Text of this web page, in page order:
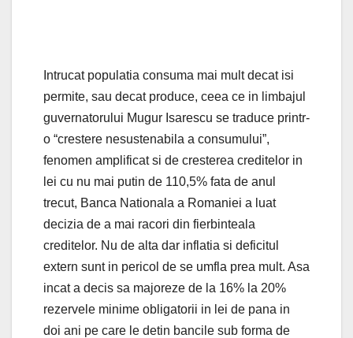
Intrucat populatia consuma mai mult decat isi
permite, sau decat produce, ceea ce in limbajul
guvernatorului Mugur Isarescu se traduce printr-
o “crestere nesustenabila a consumului”,
fenomen amplificat si de cresterea creditelor in
lei cu nu mai putin de 110,5% fata de anul
trecut, Banca Nationala a Romaniei a luat
decizia de a mai racori din fierbinteala
creditelor. Nu de alta dar inflatia si deficitul
extern sunt in pericol de se umfla prea mult. Asa
incat a decis sa majoreze de la 16% la 20%
rezervele minime obligatorii in lei de pana in
doi ani pe care le detin bancile sub forma de